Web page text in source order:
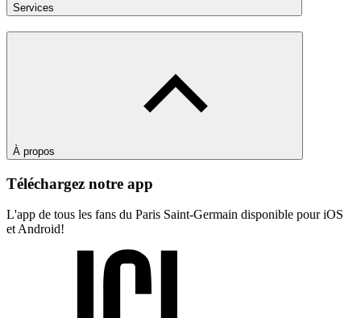
Services
À propos
Téléchargez notre app
L'app de tous les fans du Paris Saint-Germain disponible pour iOS
et Android!